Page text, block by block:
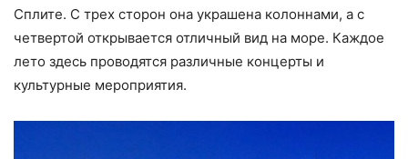
Сплите. С трех сторон она украшена колоннами, а с
четвертой открывается отличный вид на море. Каждое
лето здесь проводятся различные концерты и
культурные мероприятия.